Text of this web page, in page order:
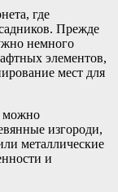
где
Прежде
немного
элементов,
мест для
можно
изгороди,
металлические
и